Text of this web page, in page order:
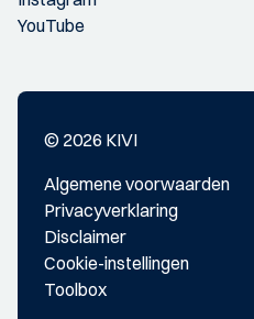
YouTube
© 2026 KIVI
Algemene voorwaarden
Privacyverklaring
Disclaimer
Cookie-instellingen
Toolbox